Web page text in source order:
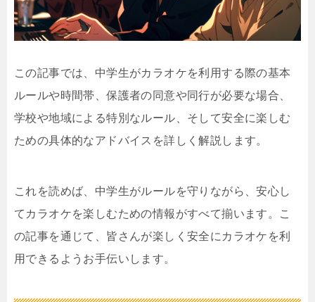
この記事では、中学生がカラオケを利用する際の基本
ルールや時間帯、保護者の同意や同行が必要な場合、
学校や地域による特別なルール、そして安全に楽しむ
ための具体的なアドバイスを詳しく解説します。
これを読めば、中学生がルールを守りながら、安心し
てカラオケを楽しむための情報がすべて揃います。こ
の記事を通じて、皆さんが楽しく安全にカラオケを利
用できるようお手伝いします。